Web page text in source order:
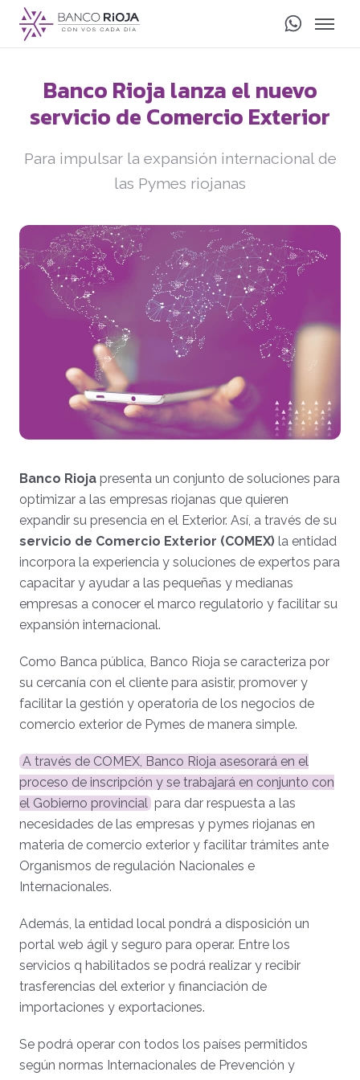
Banco Rioja lanza el nuevo
servicio de Comercio Exterior
Para impulsar la expansión internacional de
las Pymes riojanas
Banco Rioja presenta un conjunto de soluciones para
optimizar a las empresas riojanas que quieren
expandir su presencia en el Exterior. Así, a través de su
servicio de Comercio Exterior (COMEX) la entidad
incorpora la experiencia y soluciones de expertos para
capacitar y ayudar a las pequeñas y medianas
empresas a conocer el marco regulatorio y facilitar su
expansión internacional.
Como Banca pública, Banco Rioja se caracteriza por
su cercanía con el cliente para asistir, promover y
facilitar la gestión y operatoria de los negocios de
comercio exterior de Pymes de manera simple.
A través de COMEX, Banco Rioja asesorará en el
proceso de inscripción y se trabajará en conjunto con
el Gobierno provincial para dar respuesta a las
necesidades de las empresas y pymes riojanas en
materia de comercio exterior y facilitar trámites ante
Organismos de regulación Nacionales e
Internacionales.
Además, la entidad local pondrá a disposición un
portal web ágil y seguro para operar. Entre los
servicios q habilitados se podrá realizar y recibir
trasferencias del exterior y financiación de
importaciones y exportaciones.
Se podrá operar con todos los países permitidos
según normas Internacionales de Prevención y